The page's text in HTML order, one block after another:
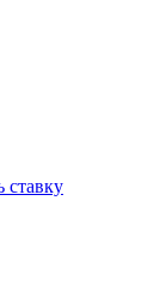
ставку